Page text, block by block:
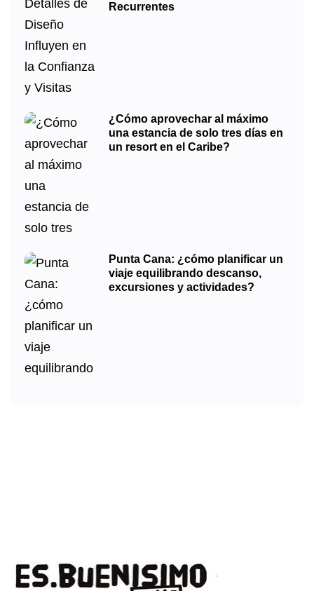
Recurrentes
¿Cómo aprovechar al máximo
una estancia de solo tres días en
un resort en el Caribe?
Punta Cana: ¿cómo planificar un
viaje equilibrando descanso,
excursiones y actividades?